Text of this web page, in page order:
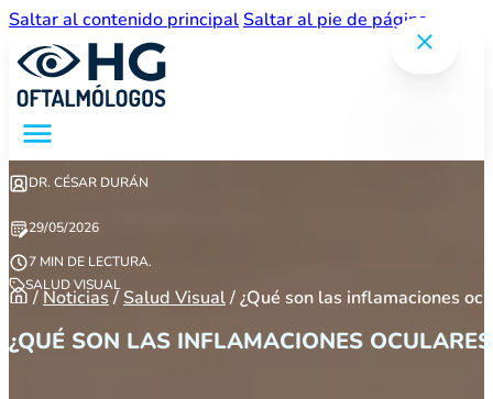
Saltar al contenido principalSaltar al pie de página
DR. CÉSAR DURÁN
29/05/2026
7 MIN DE LECTURA.
SALUD VISUAL
/ Noticias / Salud Visual/¿Qué son las inflamaciones
¿QUÉ SON LAS INFLAMACIONES